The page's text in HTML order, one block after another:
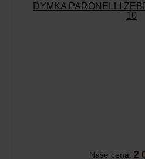
DÝMKA PARONELLI
10
Naše cena: 2